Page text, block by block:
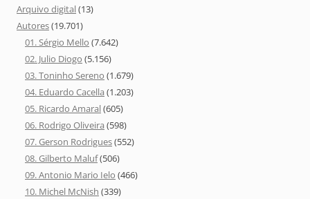
Arquivo digital(13)
Autores(19.701)
01. Sérgio Mello (7.642)
02. Julio Diogo (5.156)
03. Toninho Sereno (1.679)
04. Eduardo Cacella (1.203)
05. Ricardo Amaral(605)
06. Rodrigo Oliveira (598)
07. Gerson Rodrigues(552)
08. Gilberto Maluf(506)
09. Antonio Mario Ielo (466)
10. Michel McNish (339)